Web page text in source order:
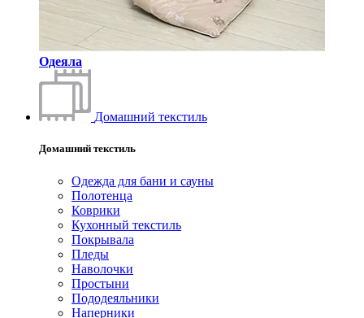
Одеяла
Домашний текстиль
Домашний текстиль
Одежда для бани и сауны
Полотенца
Коврики
Кухонный текстиль
Покрывала
Пледы
Наволочки
Простыни
Пододеяльники
Наперники